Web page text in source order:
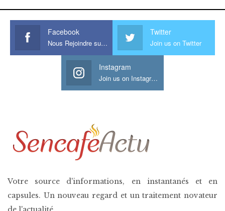
Facebook
Nous Rejoindre sur Facebook
Twitter
Join us on Twitter
Instagram
Join us on Instagram
Votre source d'informations, en instantanés et en
capsules. Un nouveau regard et un traitement novateur